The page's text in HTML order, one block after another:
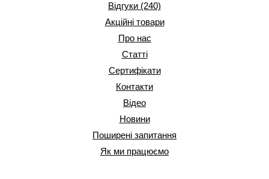
Відгуки (240)
Акційні товари
Про нас
Статті
Сертифікати
Контакти
Відео
Новини
Поширені запитання
Як ми працюємо